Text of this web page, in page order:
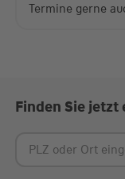
Termine gerne
Finden Sie jetzt